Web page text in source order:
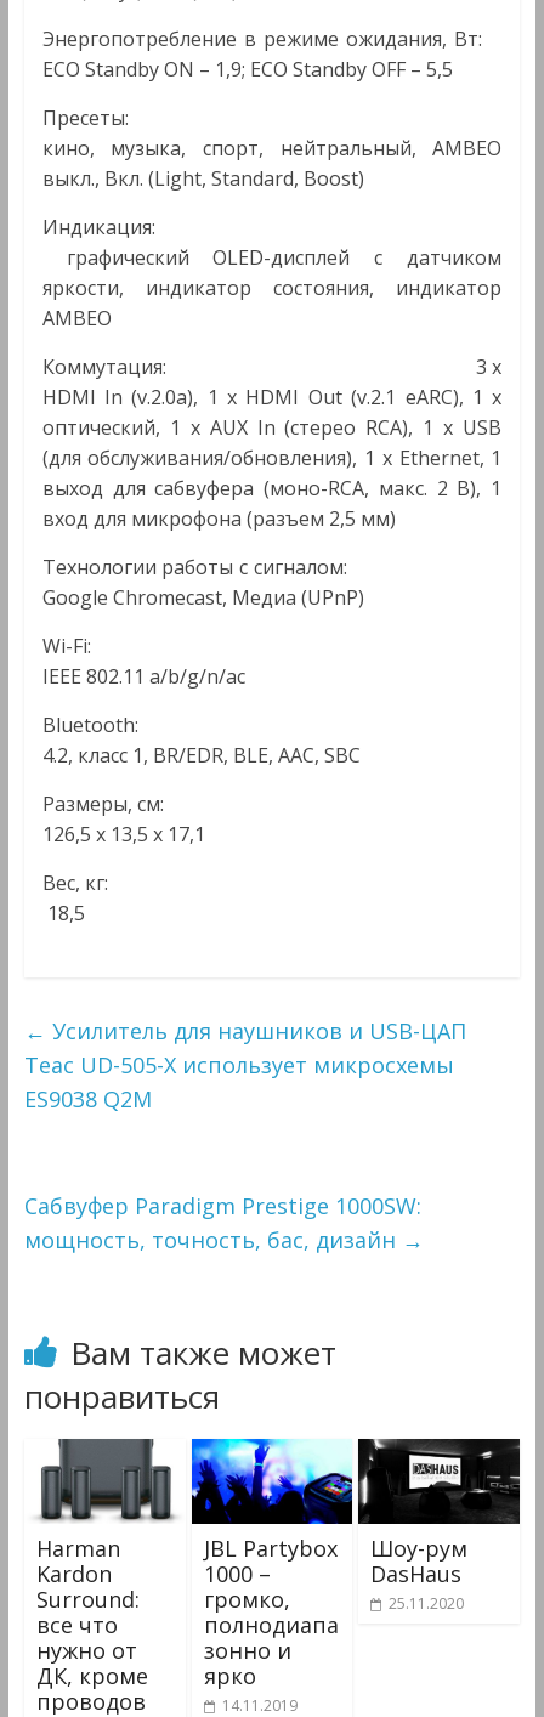
Энергопотребление в режиме ожидания, Вт:
ECO Standby ON – 1,9; ECO Standby OFF – 5,5
Пресеты:
кино, музыка, спорт, нейтральный, AMBEO
выкл., Вкл. (Light, Standard, Boost)
Индикация:
графический OLED-дисплей с датчиком
яркости, индикатор состояния, индикатор
AMBEO
Коммутация: 3 x
HDMI In (v.2.0a), 1 x HDMI Out (v.2.1 eARC), 1 x
оптический, 1 x AUX In (стерео RCA), 1 x USB
(для обслуживания/обновления), 1 x Ethernet, 1
выход для сабвуфера (моно-RCA, макс. 2 В), 1
вход для микрофона (разъем 2,5 мм)
Технологии работы с сигналом:
Google Chromecast, Медиа (UPnP)
Wi-Fi:
IEEE 802.11 a/b/g/n/ac
Bluetooth:
4.2, класс 1, BR/EDR, BLE, AAC, SBC
Размеры, см:
126,5 х 13,5 х 17,1
Вес, кг:
18,5
← Усилитель для наушников и USB-ЦАП
Teac UD-505-X использует микросхемы
ES9038 Q2M
Сабвуфер Paradigm Prestige 1000SW:
мощность, точность, бас, дизайн →
Вам также может
понравиться
Harman
Kardon
Surround:
все что
нужно от
ДК, кроме
проводов
JBL Partybox
1000 –
громко,
полнодиапа
зонно и
ярко
14.11.2019
Шоу-рум
DasHaus
25.11.2020